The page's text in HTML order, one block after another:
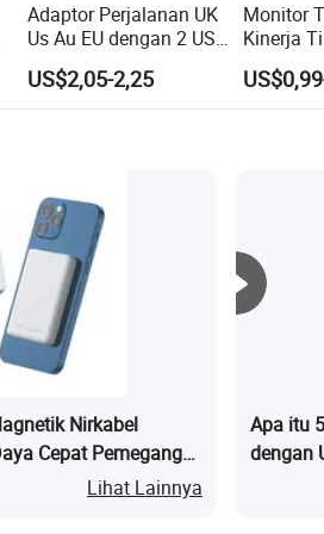
Adaptor Perjalanan UK
Us Au EU dengan 2 USB
2.4A
US$2,05-2,25
Monitor
Kinerja
Putih
Tahan
CB
Nirkabel
Cepat Pemegang
Lihat Lainnya
Apa itu
dengan